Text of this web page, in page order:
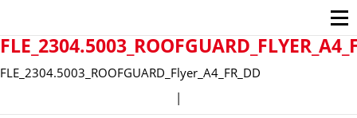
FLE_2304.5003_ROOFGUARD_Flyer_A4_FR_DD
|